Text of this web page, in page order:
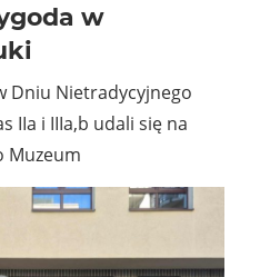
w
Dniu Nietradycyjnego
IIa i IIIa,b udali się na
Muzeum